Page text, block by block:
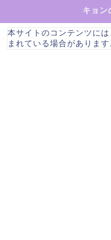
キョン
本サイトのコンテンツに
まれている場合があります